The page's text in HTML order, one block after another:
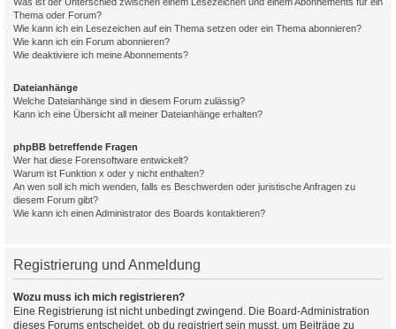
Thema oder Forum?
Wie kann ich ein Lesezeichen auf ein Thema setzen oder ein Thema abonnieren?
Wie kann ich ein Forum abonnieren?
Wie deaktiviere ich meine Abonnements?
Dateianhänge
Welche Dateianhänge sind in diesem Forum zulässig?
Kann ich eine Übersicht all meiner Dateianhänge erhalten?
phpBB betreffende Fragen
Wer hat diese Forensoftware entwickelt?
Warum ist Funktion x oder y nicht enthalten?
An wen soll ich mich wenden, falls es Beschwerden oder juristische Anfragen zu
diesem Forum gibt?
Wie kann ich einen Administrator des Boards kontaktieren?
Registrierung und Anmeldung
Wozu muss ich mich registrieren?
Eine Registrierung ist nicht unbedingt zwingend. Die Board-Administration
dieses Forums entscheidet, ob du registriert sein musst, um Beiträge zu